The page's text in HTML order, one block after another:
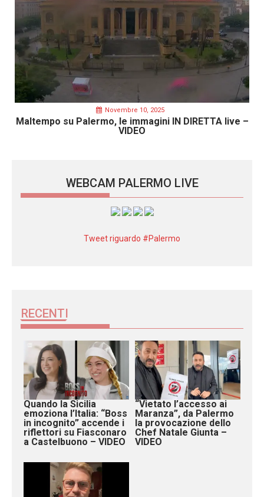
Novembre 10, 2025
Maltempo su Palermo, le immagini IN DIRETTA live –
VIDEO
WEBCAM PALERMO LIVE
Tweet riguardo #Palermo
RECENTI
Quando la Sicilia
emoziona l’Italia: “Boss
in incognito” accende i
riflettori su Fiasconaro
a Castelbuono – VIDEO
“Vietato l’accesso ai
Maranza”, da Palermo
la provocazione dello
Chef Natale Giunta –
VIDEO